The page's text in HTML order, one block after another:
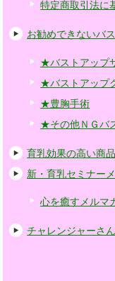
特定商取引法に
お勧めできないバ
★バストアップ
★バストアップ
★豊胸手術
★その他ＮＧバ
育乳効果の高い商品
新・育乳セミナー
心を癒すメルマ
チャレンジャーさ